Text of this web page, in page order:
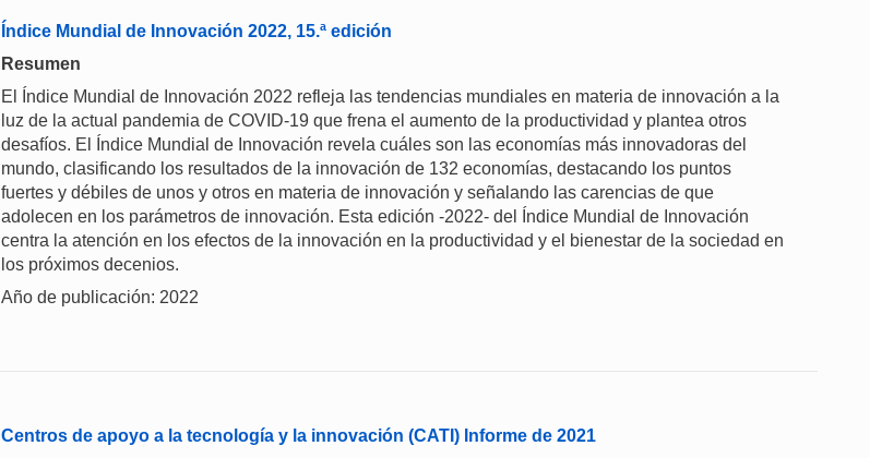
Índice Mundial de Innovación 2022, 15.ª edición
Resumen
El Índice Mundial de Innovación 2022 refleja las tendencias mundiales en materia de innovación a la
luz de la actual pandemia de COVID-19 que frena el aumento de la productividad y plantea otros
desafíos. El Índice Mundial de Innovación revela cuáles son las economías más innovadoras del
mundo, clasificando los resultados de la innovación de 132 economías, destacando los puntos
fuertes y débiles de unos y otros en materia de innovación y señalando las carencias de que
adolecen en los parámetros de innovación. Esta edición -2022- del Índice Mundial de Innovación
centra la atención en los efectos de la innovación en la productividad y el bienestar de la sociedad en
los próximos decenios.
Año de publicación: 2022
Centros de apoyo a la tecnología y la innovación (CATI) Informe de 2021